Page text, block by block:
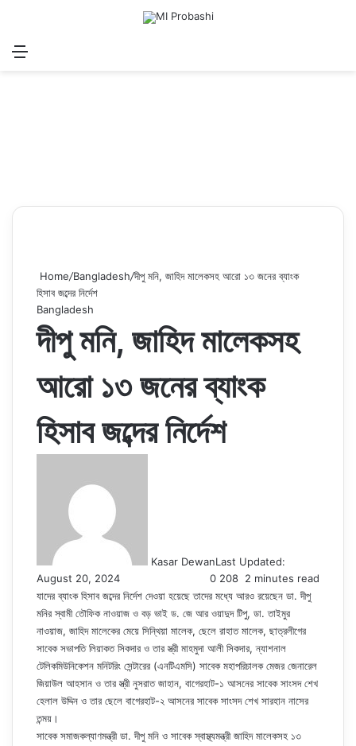
Menu
Home/Bangladesh/দীপু মনি, জাহিদ মালেকসহ আরো ১৩ জনের ব্যাংক
হিসাব জব্দের নির্দেশ
Bangladesh
দীপু মনি, জাহিদ মালেকসহ
আরো ১৩ জনের ব্যাংক
হিসাব জব্দের নির্দেশ
Kasar DewanLast Updated:
August 20, 2024
0 208 2 minutes read
যাদের ব্যাংক হিসাব জব্দের নির্দেশ দেওয়া হয়েছে তাদের মধ্যে আরও রয়েছেন ডা. দীপু
মনির স্বামী তৌফিক নাওয়াজ ও বড় ভাই ড. জে আর ওয়াদুদ টিপু, ডা. তাইমুর
নাওয়াজ, জাহিদ মালেকের মেয়ে সিন্থিয়া মালেক, ছেলে রাহাত মালেক, ছাত্রলীগের
সাবেক সভাপতি লিয়াকত সিকদার ও তার স্ত্রী মাহমুদা আলী সিকদার, ন্যাশনাল
টেলিকমিউনিকেশন মনিটরিং সেন্টারের (এনটিএমসি) সাবেক মহাপরিচালক মেজর জেনারেল
জিয়াউল আহসান ও তার স্ত্রী নুসরাত জাহান, বাগেরহাট-১ আসনের সাবেক সাংসদ শেখ
হেলাল উদ্দিন ও তার ছেলে বাগেরহাট-২ আসনের সাবেক সাংসদ শেখ সারহান নাসের
তন্ময়।
সাবেক সমাজকল্যাণমন্ত্রী ডা. দীপু মনি ও সাবেক স্বাস্থ্যমন্ত্রী জাহিদ মালেকসহ ১৩